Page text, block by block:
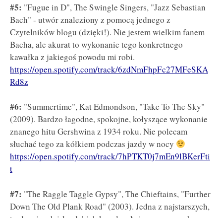
#5: "Fugue in D", The Swingle Singers, "Jazz Sebastian
Bach" - utwór znaleziony z pomocą jednego z
Czytelników blogu (dzięki!). Nie jestem wielkim fanem
Bacha, ale akurat to wykonanie tego konkretnego
kawałka z jakiegoś powodu mi robi.
https://open.spotify.com/track/6zdNmFhpFc27MFeSKA
Rd8z
#6: "Summertime", Kat Edmondson, "Take To The Sky"
(2009). Bardzo łagodne, spokojne, kołyszące wykonanie
znanego hitu Gershwina z 1934 roku. Nie polecam
słuchać tego za kółkiem podczas jazdy w nocy
https://open.spotify.com/track/7hPTKT0j7mEn9lBKerFti
t
#7: "The Raggle Taggle Gypsy", The Chieftains, "Further
Down The Old Plank Road" (2003). Jedna z najstarszych,